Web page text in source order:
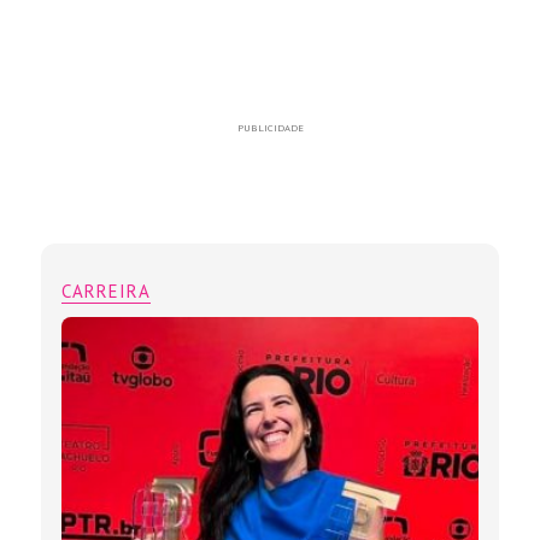
PUBLICIDADE
CARREIRA